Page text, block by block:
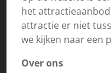
het
attractie er niet
we kijken naar een
Over ons